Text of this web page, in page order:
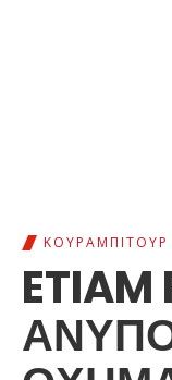
ΚΟΥΡΑΜΠΙΤΟΎΡ
ETIAM